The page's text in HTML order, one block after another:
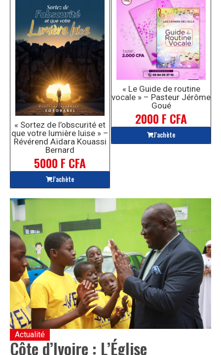
« Sortez de l’obscurité et
que votre lumière luise » –
Révérend Aïdara Kouassi
Bernard
5000 F CFA
J'achète
« Le Guide de routine
vocale » – Pasteur Jérôme
Goué
2000 F CFA
J'achète
Actualité
Côte d’Ivoire : L’Église